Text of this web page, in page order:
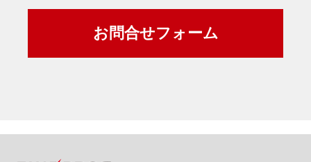
お問合せフォーム